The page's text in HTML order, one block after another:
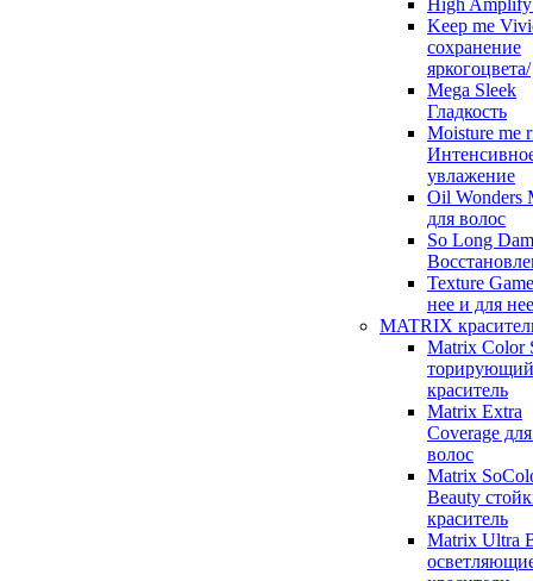
High
Keep me
сохранение
яркогоцвета/
Mega Sleek
Гладкость
Moisture me
увлажение
Oil Wonders
для волос
So Long
Texture
нее и для нее
MATRIX
Matrix Color
торирующий
краситель
Matrix Extra
Coverage
волос
Matrix
Beauty
краситель
Matrix Ultra